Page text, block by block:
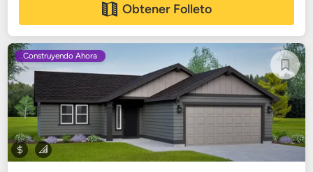
Obtener Folleto
Construyendo Ahora